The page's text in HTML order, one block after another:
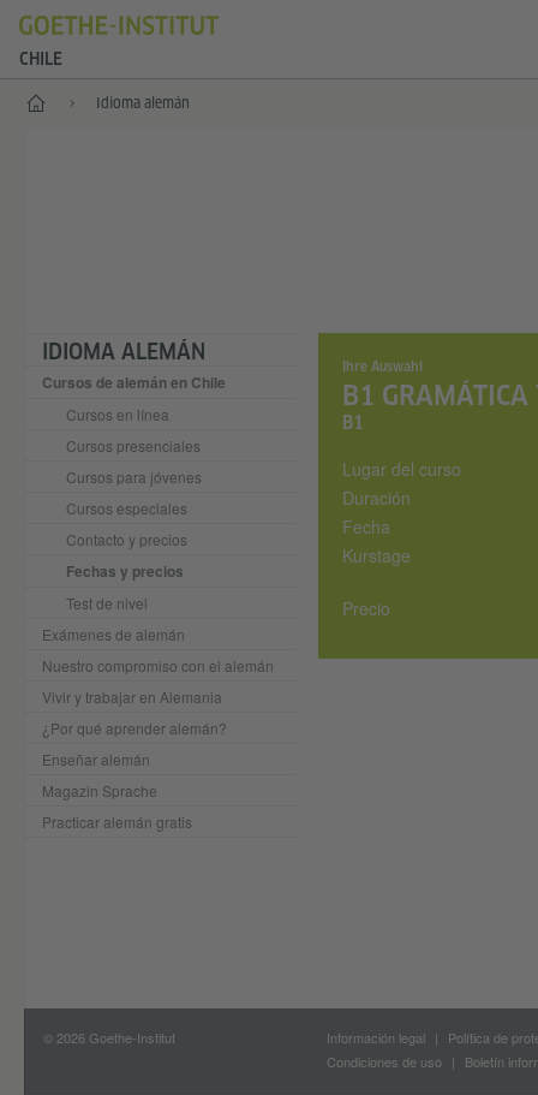
CHILE
Inicio Idioma alemán
IDIOMA ALEMÁN
Cursos de alemán en Chile
Cursos en línea
Cursos presenciales
Cursos para jóvenes
Cursos especiales
Contacto y precios
Fechas y precios
Test de nivel
Exámenes de alemán
Nuestro compromiso con el alemán
Vivir y trabajar en Alemania
¿Por qué aprender alemán?
Enseñar alemán
Magazin Sprache
Practicar alemán gratis
Ihre Auswahl
B1 GRAMÁTICA
B1
Lugar del curso
Duración
Fecha
Kurstage
Precio
© 2026 Goethe-Institut Información legal
Política de
Condiciones de uso
Boletín